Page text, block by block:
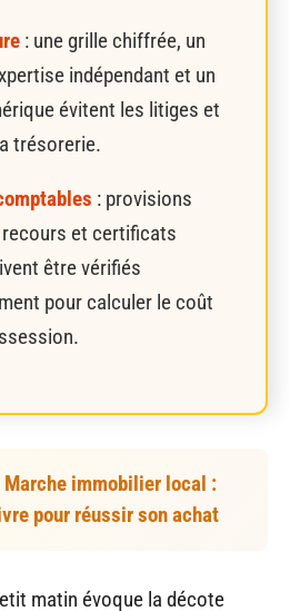
: une grille chiffrée, un
indépendant et un
évitent les litiges et
trésorerie.
: provisions
et certificats
être vérifiés
pour calculer le coût
Marche immobilier local :
pour réussir son achat
matin évoque la décote